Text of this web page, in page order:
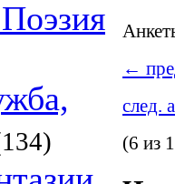
←
след.
(6 из